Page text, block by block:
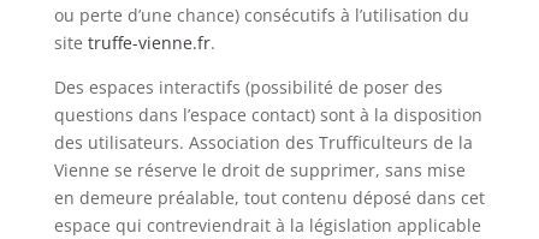
ou perte d’une chance) consécutifs à l’utilisation du
site truffe-vienne.fr.
Des espaces interactifs (possibilité de poser des
questions dans l’espace contact) sont à la disposition
des utilisateurs. Association des Trufficulteurs de la
Vienne se réserve le droit de supprimer, sans mise
en demeure préalable, tout contenu déposé dans cet
espace qui contreviendrait à la législation applicable